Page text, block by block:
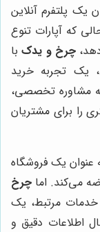
یک پلتفرم آنلاین
که آپارات تنوع
چرخ و یدکبا
یک تجربه خرید
مشاوره تخصصی،
را برای مشتریان
عنوان یک فروشگاه
می‌کند. اما چرخ
مرتبط، یک
اطلاعات دقیق و